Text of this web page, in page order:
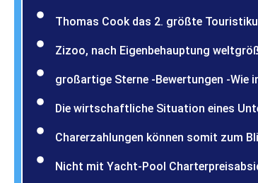
Thomas Cook das 2. größte
Zizoo, nach Eigenbehauptung
großartige Sterne -Bewertungen -Wie
Die wirtschaftliche Situation eines
Charerzahlungen können somit zum
Nicht mit Yacht-Pool